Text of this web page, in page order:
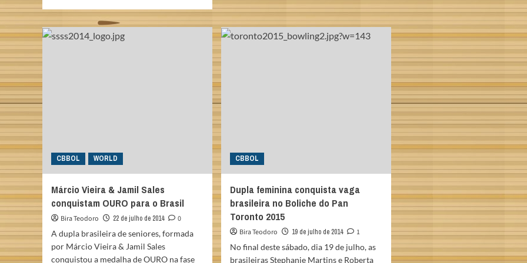
about
Márcio
Vieira
Equipe
feminina
é
sênior
conquista
uma
PRATA
o
Brasil
CBBOL WORLD
Márcio Vieira & Jamil Sales
conquistam OURO para o Brasil
Bira Teodoro 22 de julho de 2014
0
A dupla brasileira de seniores, formada
por Márcio Vieira & Jamil Sales
conquistou a medalha de OURO na fase
CBBOL
Dupla feminina conquista vaga
brasileira no Boliche do Pan
Toronto 2015
Bira Teodoro 19 de julho de 2014
1
No final deste sábado, dia 19 de julho, as
brasileiras Stephanie Martins e Roberta